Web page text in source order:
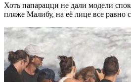
Хоть папарацци не дали модели
пляже Малибу, на её лице все равно